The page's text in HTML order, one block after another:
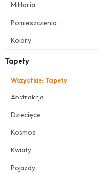
Militaria
Pomieszczenia
Kolory
Tapety
Wszystkie: Tapety
Abstrakcja
Dziecięce
Kosmos
Kwiaty
Pojazdy